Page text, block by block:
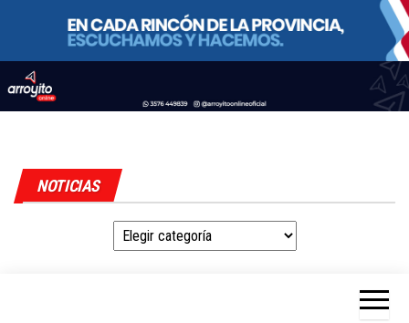
content
NOTICIAS
Noticias